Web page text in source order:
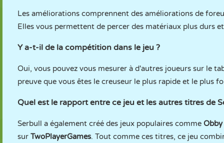
Les améliorations comprennent des améliorations de
Elles vous permettent de percer des matériaux plus durs
Y a-t-il de la compétition dans le jeu ?
Oui, vous pouvez vous mesurer à d'autres joueurs sur le
preuve que vous êtes le creuseur le plus rapide et le plus
Quel est le rapport entre ce jeu et les autres titres de
Serbull a également créé des jeux populaires comme Obby
sur TwoPlayerGames. Tout comme ces titres, ce jeu